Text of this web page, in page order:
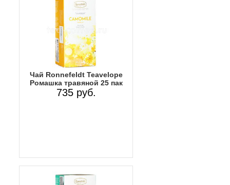
Чай Ronnefeldt Teavelope
Ромашка травяной 25 пак
735 руб.